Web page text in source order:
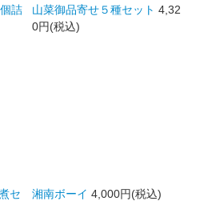
詰
山菜御品寄せ５種セット 4,32
0円(税込)
セ
湘南ボーイ 4,000円(税込)